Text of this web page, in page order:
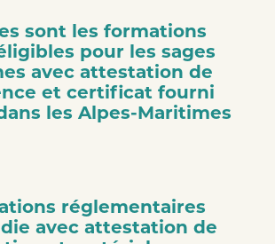
sont les formations
pour les sages
avec attestation de
et certificat fourni
les Alpes-Maritimes
réglementaires
avec attestation de